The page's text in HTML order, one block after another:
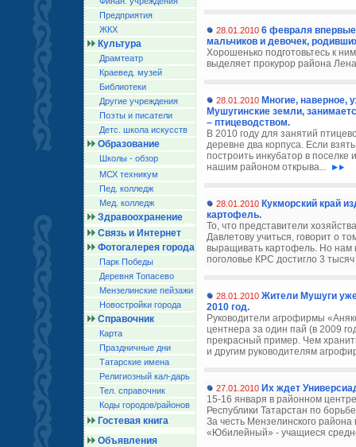
Предприятия
ЖКХ
Культура
Драмтеатр
Краевед. музей
Библиотеки
Другие учреждения
Поэты и писатели
Детс. школа искусств
Образование
Школы - обзор
МСХ техникум
Пед. колледж
Мед. колледж
Здравоохранение
Связь и Интернет
Фотогалерея города
Парк Победы
Деревня Топасево
Мензелинские пейзажи
Новостройки города
Справочник
Карта
Праздничные дни
Татарские имена
Религиозный кал-дарь
Тел. справочник
Коды городов/райoнов
Гостевая книга
Объявления
28.01.2010 6 февраля
мальчиков и девочек,
Хорошенько подготовьтесь к
выделяет прокурор района
28.01.2010 Многие, наверное,
Мушугинские земли,
– птицеводством.
В 2010 году для занятий
деревне два корпуса. Если
построить инкубатор в поселке
нашим районом открыва...
28.01.2010 Кукморский край
картофель.
То, что представители
Давлетову учиться, говорит о
выращивать картофель. Но нам
поголовье КРС достигло 3
28.01.2010 Жители Мушуги
2010 год.
Руководители агрофирмы
центнера за один пай (в 2009
прекрасный пример. Чем
и другим руководителям
27.01.2010 Их ждет
15-16 января в районном
Республики Татарстан по
За честь Мензелинского
«Юбилейный» - учащиеся